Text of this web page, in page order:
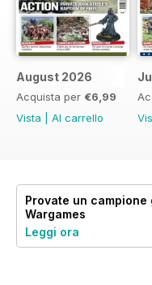
August 2026
Acquista per €6,99
Vista
Al carrello
Provate un campione
Wargames
Leggi ora